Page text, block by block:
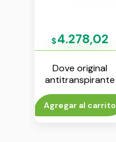
$4.278,02
Dove original
antitranspirante
roll on x 50 ml
Agregar al carrito